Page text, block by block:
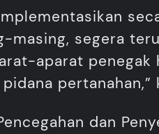
masing, segera
aparat penegak
pertanahan,”
dan